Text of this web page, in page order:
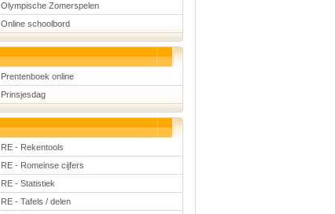
Olympische Zomerspelen
Online schoolbord
Prentenboek online
Prinsjesdag
RE - Rekentools
RE - Romeinse cijfers
RE - Statistiek
RE - Tafels / delen